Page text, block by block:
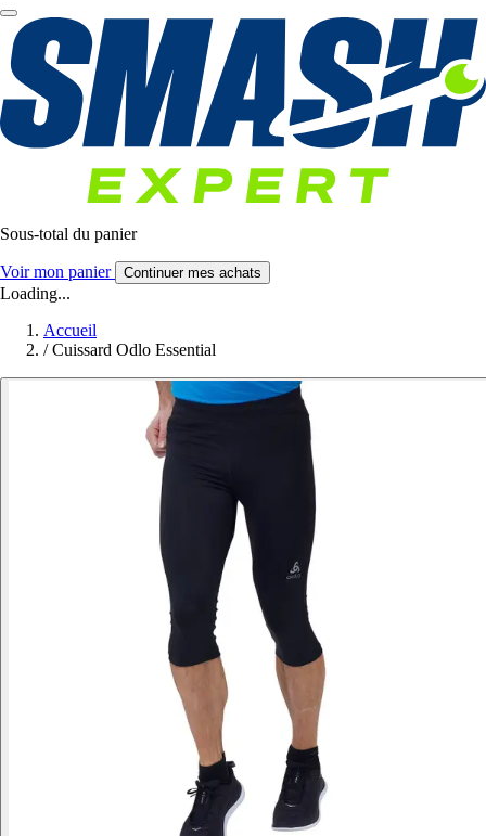
Sous-total du panier
Voir mon panier Continuer mes achats
Loading...
Accueil
/ Cuissard Odlo Essential